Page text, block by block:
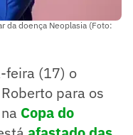
da doença Neoplasia (Foto:
feira (17) o
para os
Copa do